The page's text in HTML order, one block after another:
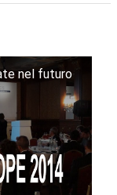
nel futuro